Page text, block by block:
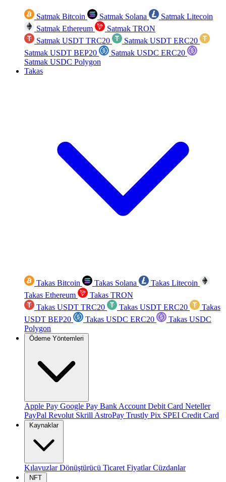
Satmak Bitcoin Satmak Solana
Satmak Litecoin
Satmak Ethereum
Satmak TRON
Satmak USDT TRC20
Satmak USDT ERC20
Satmak USDT BEP20
Satmak USDC ERC20
Satmak USDC Polygon
Takas
Takas Bitcoin Takas Solana
Takas Litecoin
Takas Ethereum
Takas TRON
Takas USDT TRC20
Takas USDT ERC20
Takas
USDT BEP20
Takas USDC ERC20
Takas USDC
Polygon
Ödeme Yöntemleri
Apple Pay Google Pay Bank Account Debit Card Neteller
PayPal Revolut Skrill AstroPay Trustly Pix SPEI Credit Card
Kaynaklar
KılavuzlarDönüştürücü Ticaret FiyatlarCüzdanlar
NFT